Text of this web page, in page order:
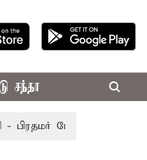
சந்தா
மோடி இரங்கல்